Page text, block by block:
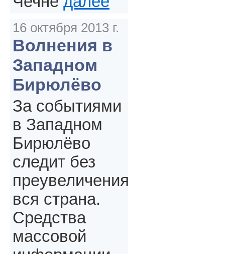
16 октября 2013 г.
Волнения в
Западном
Бирюлёво
За событиями
в Западном
Бирюлёво
следит без
преувеличения
вся страна.
Средства
массовой